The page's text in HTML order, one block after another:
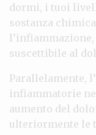
dormi, i tuoi
sostanza
suscettibile al
Parallelamente,
infiammatorie
aumento del
ulteriormente le